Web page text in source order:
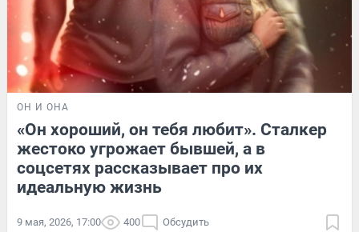
ОН И ОНА
«Он хороший, он тебя любит». Сталкер
жестоко угрожает бывшей, а в
соцсетях рассказывает про их
идеальную жизнь
9 мая, 2026, 17:00 400 Обсудить